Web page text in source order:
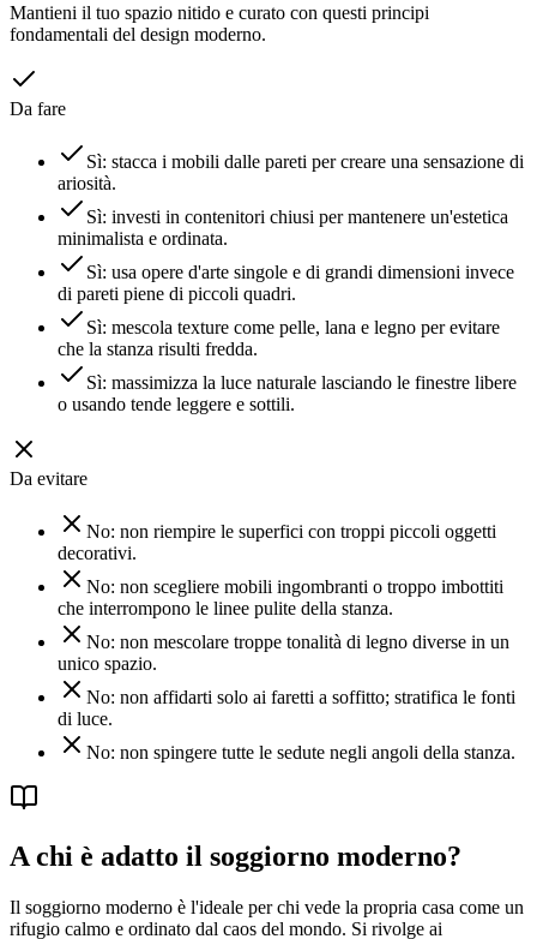
Mantieni il tuo spazio nitido e curato con questi principi
fondamentali del design moderno.
Da fare
Sì: stacca i mobili dalle pareti per creare una sensazione di
ariosità.
Sì: investi in contenitori chiusi per mantenere un'estetica
minimalista e ordinata.
Sì: usa opere d'arte singole e di grandi dimensioni invece
di pareti piene di piccoli quadri.
Sì: mescola texture come pelle, lana e legno per evitare
che la stanza risulti fredda.
Sì: massimizza la luce naturale lasciando le finestre libere
o usando tende leggere e sottili.
Da evitare
No: non riempire le superfici con troppi piccoli oggetti
decorativi.
No: non scegliere mobili ingombranti o troppo imbottiti
che interrompono le linee pulite della stanza.
No: non mescolare troppe tonalità di legno diverse in un
unico spazio.
No: non affidarti solo ai faretti a soffitto; stratifica le fonti
di luce.
No: non spingere tutte le sedute negli angoli della stanza.
A chi è adatto il soggiorno moderno?
Il soggiorno moderno è l'ideale per chi vede la propria casa come un
rifugio calmo e ordinato dal caos del mondo. Si rivolge ai